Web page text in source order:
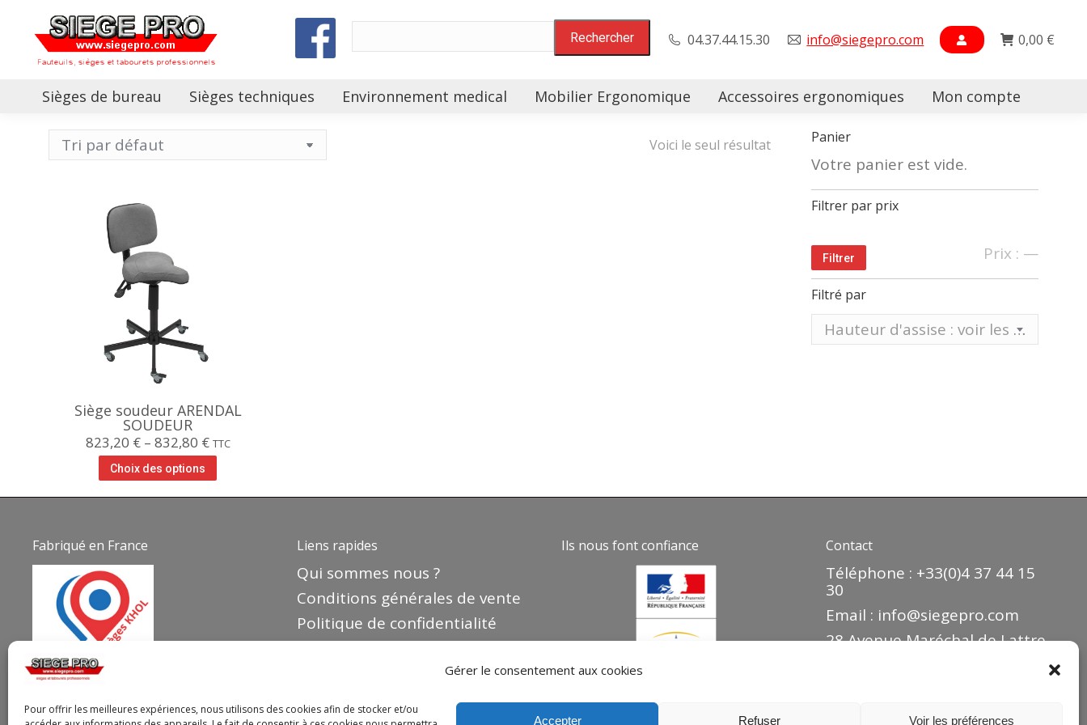
Gérer le consentement aux cookies
Pour offrir les meilleures expériences, nous utilisons des cookies afin de stocker et/ou
Accepter Refuser Voir les préférences
04.37.44.15.30 info@siegepro.com 0,00 €
Sièges de bureau Sièges techniques Environnement medical Mobilier Ergonomique Accessoires ergonomiques Mon compte
Voici le seul résultat
Siège soudeur ARENDAL
SOUDEUR
823,20 €– 832,80 € TTC
Choix des options
Panier
Votre panier est vide.
Filtrer par prix
Prix
Prix
Filtrer Prix : —
Filtré par
Hauteur d'assise : voir les différentes hauteurs sur tableau ci-dessous
Fabriqué en France Liens rapides
Qui sommes nous ?
Conditions générales de vente
Politique de confidentialité
Politique de cookies
Ils nous font confiance Contact
Téléphone : +33(0)4 37 44 15
30
Email : info@siegepro.com
28 Avenue Maréchal de Lattre